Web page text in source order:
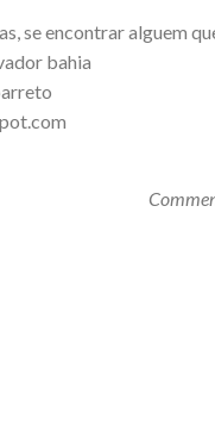
se encontrar alguem
bahia